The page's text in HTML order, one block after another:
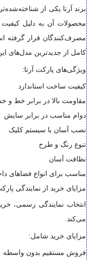
برند آرتا یکی از
محصولات آن به دلیل کیفیت
مصرف‌کنندگان قرار گرفته
کامل از جدیدترین مدل‌های
ویژگی‌های پارکت آرتا:
کیفیت ساخت استاندارد
مقاومت بالا در برابر خط و
دوام مناسب در برابر سایش
نصب آسان با سیستم کلیک
تنوع رنگ و طرح
نظافت آسان
مناسب برای انواع فضاهای
مزایای خرید از نمایندگی
انتخاب نمایندگی رسمی،
می‌کند.
مزایای خرید شامل:
فروش مستقیم بدون واسطه